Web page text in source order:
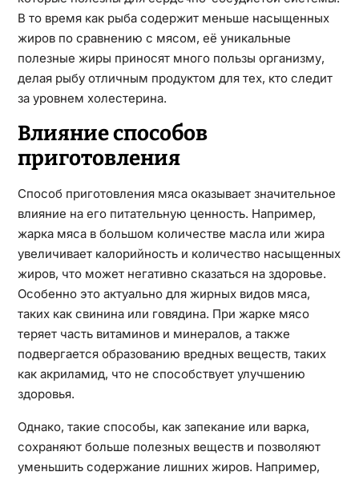
В то время как рыба содержит меньше насыщенных
жиров по сравнению с мясом, её уникальные
полезные жиры приносят много пользы организму,
делая рыбу отличным продуктом для тех, кто следит
за уровнем холестерина.
Влияние способов
приготовления
Способ приготовления мяса оказывает значительное
влияние на его питательную ценность. Например,
жарка мяса в большом количестве масла или жира
увеличивает калорийность и количество насыщенных
жиров, что может негативно сказаться на здоровье.
Особенно это актуально для жирных видов мяса,
таких как свинина или говядина. При жарке мясо
теряет часть витаминов и минералов, а также
подвергается образованию вредных веществ, таких
как акриламид, что не способствует улучшению
здоровья.
Однако, такие способы, как запекание или варка,
сохраняют больше полезных веществ и позволяют
уменьшить содержание лишних жиров. Например,